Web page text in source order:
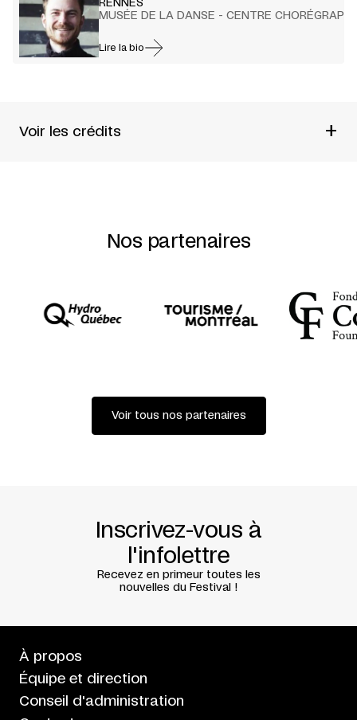
RENNES
MUSÉE DE LA DANSE - CENTRE
Lire la bio
Voir les crédits +
ANNE-KARINE LESCOP
INTERPRÉTATIONOR AVISHAY + MATTHIEU BARBIN +
DARBOIS + JULIEN GALLÉE-FERRÉ + PEGGY GRELAT-
DUPONT + GASPARD GUILBERT + HANNA HEDMANN +
CHRISTOPHE IVES + DOMINIQUE JÉGOU + JURIJ KONJAR
+ ÉLISE LADOUÉ + CATHERINE LEGRAND + MAUD LE
PLADEC + NAIARA MENDIOROZ + THIERRY MICOUIN +
THÉÂTRE NATIONAL DE BRETAGNE
THÉÂTRE DE LA VILLE – FESTIVAL
PRÉSENTATION AVEC LE SOUTIEN DU
SERVICE DE
COOPÉRATION ET D’ACTION CULTURELLE DU CONSULAT
GÉNÉRAL DE FRANCE À QUÉBEC + INSTITUT FRANÇAIS
FABIENNE CABADO
CRÉATION AU THÉÂTRE NATIONAL DE BRETAGNE,
Nos partenaires
Voir tous nos partenaires
Inscrivez-vous à
l'infolettre
Recevez en primeur toutes les
nouvelles du Festival !
À propos
Équipe et direction
Conseil d'administration